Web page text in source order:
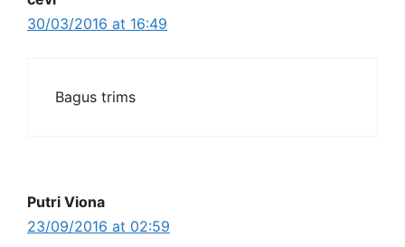
30/03/2016 at 16:49
Bagus trims
Putri Viona
23/09/2016 at 02:59